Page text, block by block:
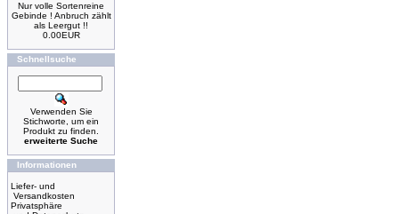
Nur volle Sortenreine
Gebinde ! Anbruch zählt
als Leergut !!
0.00EUR
Schnellsuche
Verwenden Sie
Stichworte, um ein
Produkt zu finden.
erweiterte Suche
Informationen
Liefer- und
Versandkosten
Privatsphäre